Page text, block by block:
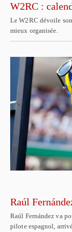
W2RC :
Le W2RC dévoile
mieux organisée.
Raúl
Raúl Fernández va
pilote espagnol,